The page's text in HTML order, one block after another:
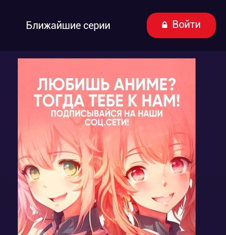
Ближайшие серии Войти